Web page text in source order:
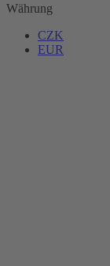
Währung
CZK
EUR